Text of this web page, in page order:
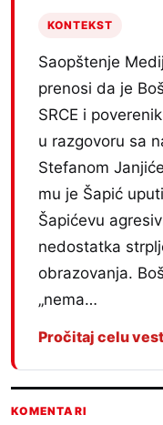
KONTEKST
Saopštenje
prenosi da je
SRCE i
u razgovoru sa
Stefanom
mu je Šapić
Šapićevu
nedostatka
obrazovanja.
„nema…
Pročitaj celu vest
KOMENTARI